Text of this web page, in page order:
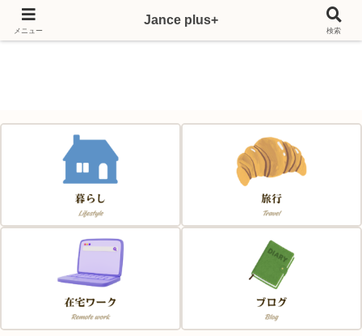
Japan & France & Chance～フランス移住応援サイト～
メニュー
Jance plus+
検索